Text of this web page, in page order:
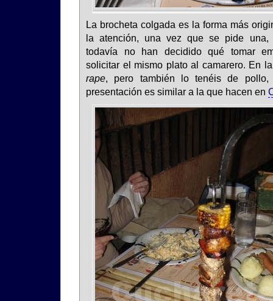
La brocheta colgada es la forma más
la atención, una vez que se pide
todavía no han decidido qué tomar
solicitar el mismo plato al camarero. En
rape, pero también lo tenéis de pollo,
presentación es similar a la que hacen en